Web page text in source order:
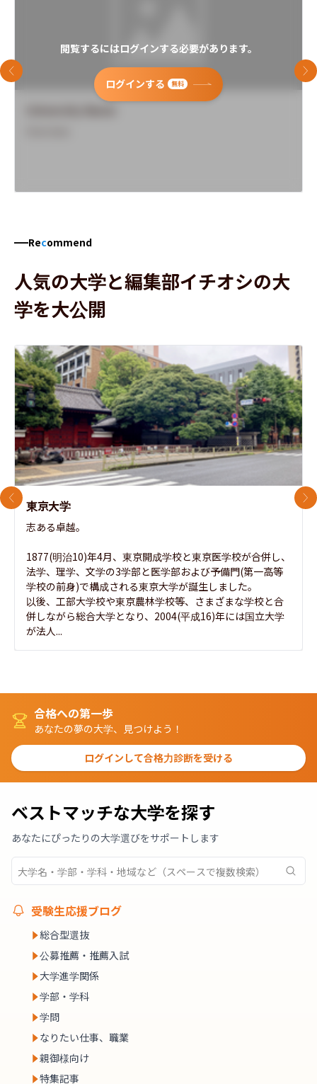
閲覧するにはログインする必要があります。
ログインする 無料
前のスライド 次
Recommend
人気の大学と編集部イチオシの大
学を大公開
東京大学
志ある卓越。
1877(明治10)年4月、東京開成学校と東京医学校が合併し、
法学、理学、文学の3学部と医学部および予備門(第一高等
学校の前身)で構成される東京大学が誕生しました。
以後、工部大学校や東京農林学校等、さまざまな学校と合
併しながら総合大学となり、2004(平成16)年には国立大学
が法人...
前のスライド 次
合格への第一歩
あなたの夢の大学、見つけよう！
ログインして合格力診断を受ける
ベストマッチな大学を探す
あなたにぴったりの大学選びをサポートします
受験生応援ブログ
総合型選抜
公募推薦・推薦入試
大学進学関係
学部・学科
学問
なりたい仕事、職業
親御様向け
特集記事